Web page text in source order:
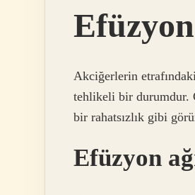
Akciğerlerin
tehlikeli bir durumdur.
bir rahatsızlık gibi
Efüzyon